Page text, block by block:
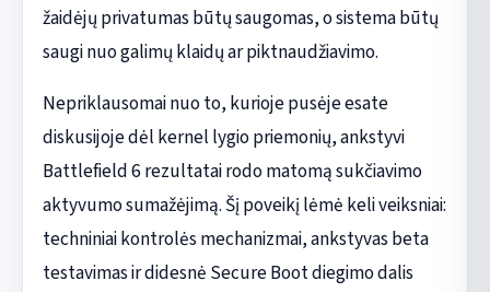
žaidėjų privatumas būtų saugomas, o sistema būtų
saugi nuo galimų klaidų ar piktnaudžiavimo.
Nepriklausomai nuo to, kurioje pusėje esate
diskusijoje dėl kernel lygio priemonių, ankstyvi
Battlefield 6 rezultatai rodo matomą sukčiavimo
aktyvumo sumažėjimą. Šį poveikį lėmė keli veiksniai:
techniniai kontrolės mechanizmai, ankstyvas beta
testavimas ir didesnė Secure Boot diegimo dalis